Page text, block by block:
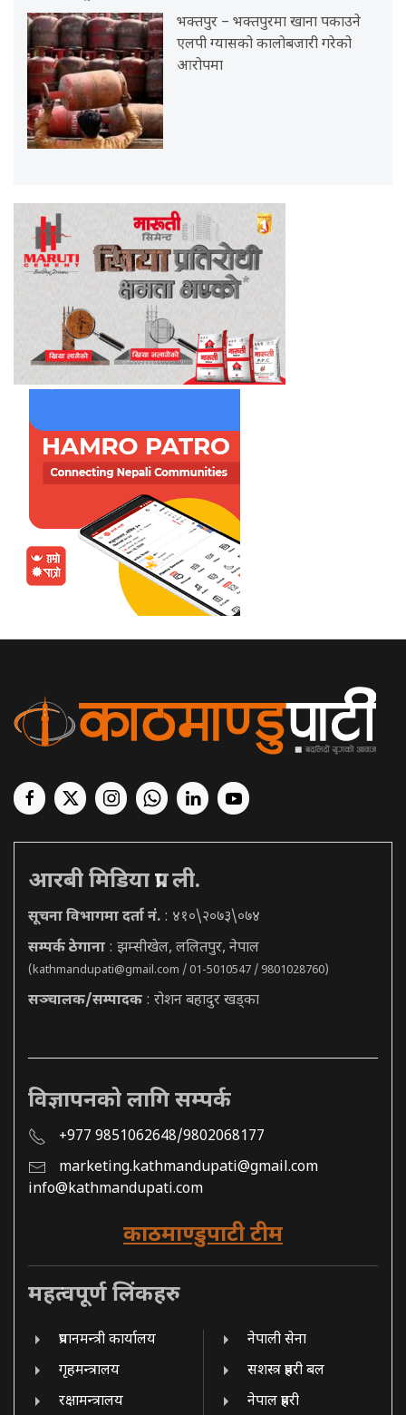
भक्तपुर – भक्तपुरमा खाना पकाउने
एलपी ग्यासको कालोबजारी गरेको
आरोपमा
आरबी मिडिया प्रा. ली.
सूचना विभागमा दर्ता नं. : ४१०\२०७३\०७४
सम्पर्क ठेगाना : झम्सीखेल, ललितपुर, नेपाल
(kathmandupati@gmail.com / 01-5010547 / 9801028760)
सञ्चालक/सम्पादक : रोशन बहादुर खड्का
विज्ञापनको लागि सम्पर्क
+977 9851062648/9802068177
marketing.kathmandupati@gmail.com
info@kathmandupati.com
काठमाण्डुपाटी टीम
महत्वपूर्ण लिंकहरु
प्रधानमन्त्री कार्यालय
गृहमन्त्रालय
रक्षामन्त्रालय
नेपाली सेना
सशस्त्र प्रहरी बल
नेपाल प्रहरी